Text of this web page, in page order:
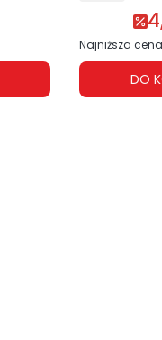
Najniższa
DO